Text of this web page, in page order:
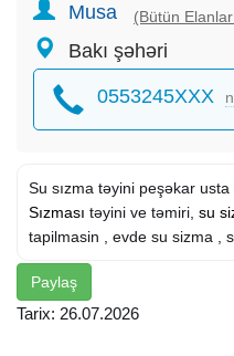
Musa (Bütün
Bakı şəhəri
0553245XXX
Su sızma təyini peşəkar
Sızması təyini ve təmiri, su
tapilmasin , evde su sizma ,
Paylaş
Tarix: 26.07.2026